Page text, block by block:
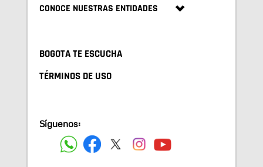
CONOCE NUESTRAS ENTIDADES
BOGOTA TE ESCUCHA
TÉRMINOS DE USO
Síguenos: